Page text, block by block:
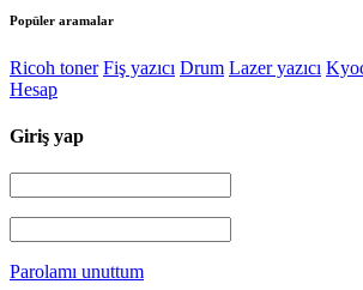
Popüler aramalar
Ricoh toner Fiş yazıcı Drum Lazer yazıcı
Hesap
Giriş yap
Parolamı unuttum